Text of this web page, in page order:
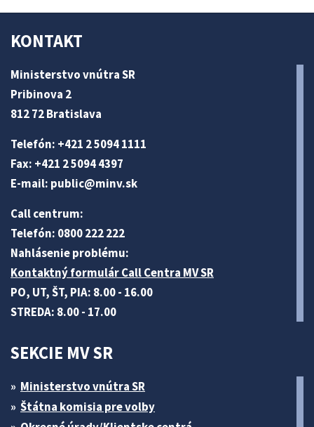
KONTAKT
Ministerstvo vnútra SR
Pribinova 2
812 72 Bratislava
Telefón: +421 2 5094 1111
Fax: +421 2 5094 4397
E-mail: public@minv.sk
Call centrum:
Telefón: 0800 222 222
Nahlásenie problému:
Kontaktný formulár Call Centra MV SR
PO, UT, ŠT, PIA: 8.00 - 16.00
STREDA: 8.00 - 17.00
SEKCIE MV SR
Ministerstvo vnútra SR
Štátna komisia pre volby